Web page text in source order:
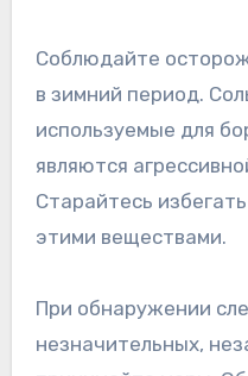
Соблюдайте
в зимний период.
используемые для
являются
Старайтесь
этими веществами.
При обнаружении
незначительных,